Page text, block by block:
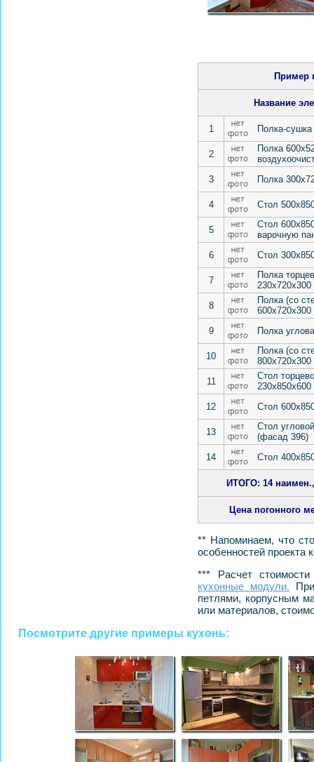
Пример
Название
1 Полка-
2
Полка
3
Полка
4 Стол
5
Стол
варочную
6
Стол
7
Полка
230х720х300
8
Полка (со
600х720х300
9
Полка
10
Полка (со
800х720х300
11
Стол
230х850х600
12
Стол
13
Стол
(фасад 396)
14
Стол
ИТОГО: 14
Цена погонного
** Напоминаем, что
особенностей проекта
*** Расчет
кухонные модули.
петлями, корпусным
или материалов,
Посмотрите другие примеры кухонь: